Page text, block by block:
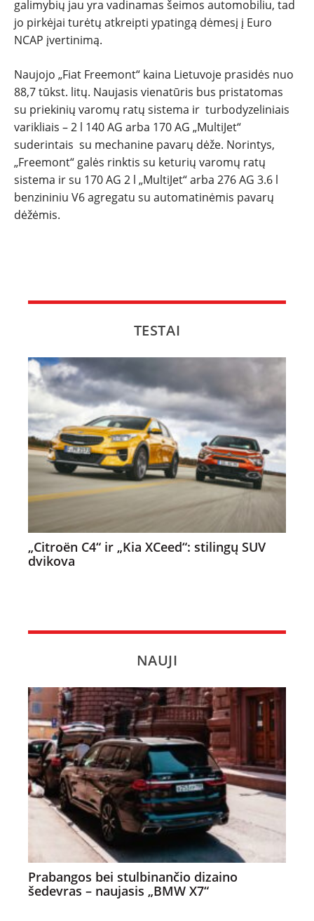
galimybių jau yra vadinamas šeimos automobiliu, tad
jo pirkėjai turėtų atkreipti ypatingą dėmesį į Euro
NCAP įvertinimą.
Naujojo „Fiat Freemont“ kaina Lietuvoje prasidės nuo
88,7 tūkst. litų. Naujasis vienatūris bus pristatomas
su priekinių varomų ratų sistema ir turbodyzeliniais
varikliais – 2 l 140 AG arba 170 AG „MultiJet“
suderintais su mechanine pavarų dėže. Norintys,
„Freemont“ galės rinktis su keturių varomų ratų
sistema ir su 170 AG 2 l „MultiJet“ arba 276 AG 3.6 l
benzininiu V6 agregatu su automatinėmis pavarų
dėžėmis.
TESTAI
„Citroën C4“ ir „Kia XCeed“: stilingų SUV
dvikova
NAUJI
Prabangos bei stulbinančio dizaino
šedevras – naujasis „BMW X7“